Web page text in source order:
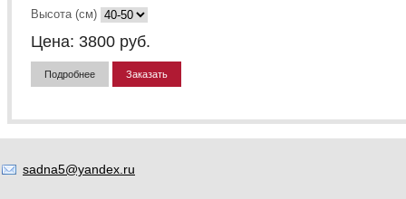
Высота (см)
Цена: 3800 руб.
Подробнее Заказать
sadna5@yandex.ru